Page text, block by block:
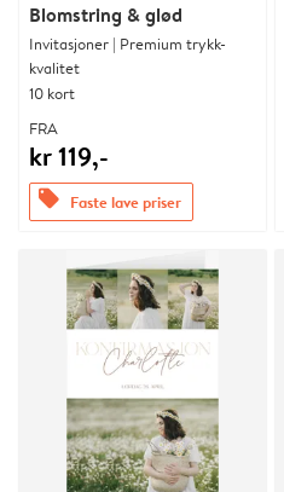
Blomstring & glød
Invitasjoner | Premium trykk-
kvalitet
10 kort
FRA
kr 119,-
offers Faste lave priser